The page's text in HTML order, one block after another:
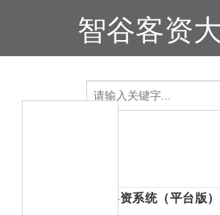
智谷客资
本次客资系统（平台版